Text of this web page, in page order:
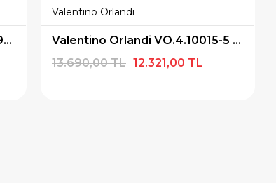
Casio STANDART LTP-V001G-9BUDF Kol Saati
Valentino Orlandi
Valentino Orlandi VO.4.10015-5 Pırlantalı Kadın Kol Saati
12.321,00 TL
13.690,00 TL